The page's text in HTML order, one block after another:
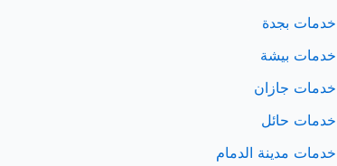
خدمات بجدة
خدمات بيشة
خدمات جازان
خدمات حائل
خدمات مدينة الدمام